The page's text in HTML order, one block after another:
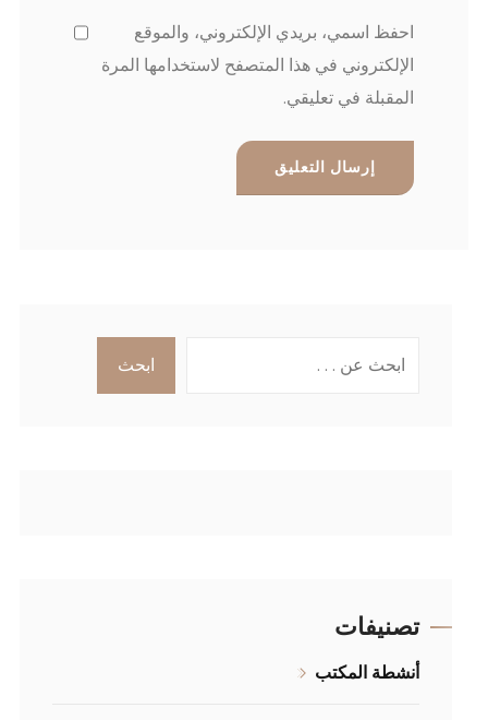
احفظ اسمي، بريدي الإلكتروني، والموقع
الإلكتروني في هذا المتصفح لاستخدامها المرة
المقبلة في تعليقي.
ابحث
تصنيفات
أنشطة المكتب